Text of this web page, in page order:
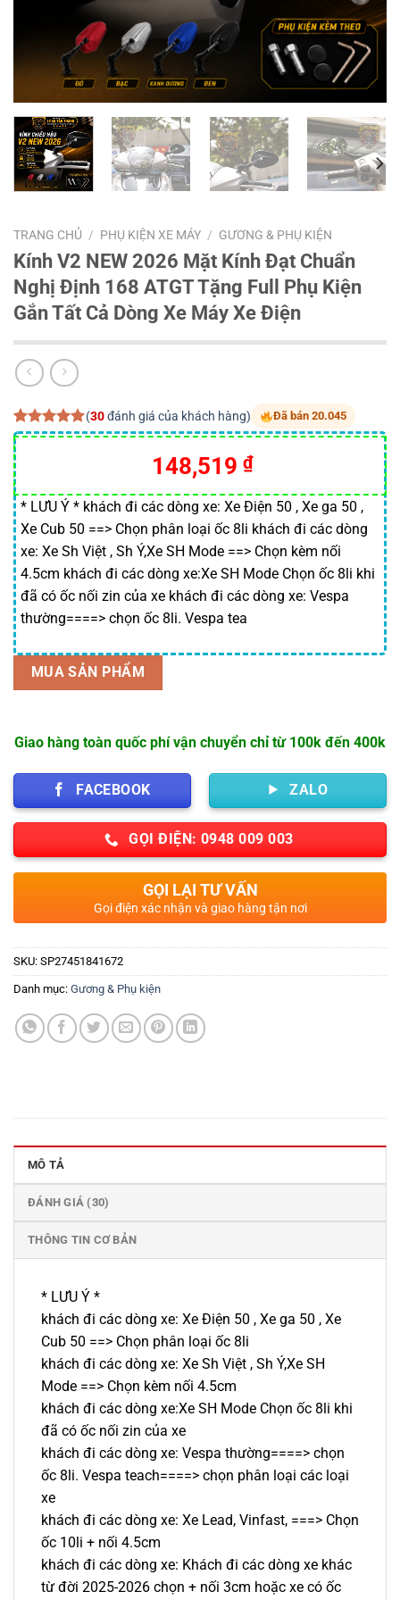
TRANG CHỦ / PHỤ KIỆN XE MÁY / GƯƠNG & PHỤ KIỆN
Kính V2 NEW 2026 Mặt Kính Đạt Chuẩn
Nghị Định 168 ATGT Tặng Full Phụ Kiện
Gắn Tất Cả Dòng Xe Máy Xe Điện
5.00trên 5
dựa trên
30
đánh giá
(30đánh giá của khách hàng) Đã bán 20.045
Giá
gốc
là:
170,000 ₫.
148,519 ₫Giá
hiện
tại
là:
148,519 ₫.
* LƯU Ý * khách đi các dòng xe: Xe Điện 50 , Xe ga 50 ,
Xe Cub 50 ==> Chọn phân loại ốc 8li khách đi các dòng
xe: Xe Sh Việt , Sh Ý,Xe SH Mode ==> Chọn kèm nối
4.5cm khách đi các dòng xe:Xe SH Mode Chọn ốc 8li khi
đã có ốc nối zin của xe khách đi các dòng xe: Vespa
thường====> chọn ốc 8li. Vespa tea
MUA SẢN PHẨM
Giao hàng toàn quốc phí vận chuyển chỉ từ 100k đến 400k
FACEBOOK ZALO
GỌI ĐIỆN: 0948 009 003
GỌI LẠI TƯ VẤN
Gọi điện xác nhận và giao hàng tận nơi
SKU: SP27451841672
Danh mục: Gương & Phụ kiện
MÔ TẢ
ĐÁNH GIÁ (30)
THÔNG TIN CƠ BẢN
* LƯU Ý *
khách đi các dòng xe: Xe Điện 50 , Xe ga 50 , Xe
Cub 50 ==> Chọn phân loại ốc 8li
khách đi các dòng xe: Xe Sh Việt , Sh Ý,Xe SH
Mode ==> Chọn kèm nối 4.5cm
khách đi các dòng xe:Xe SH Mode Chọn ốc 8li khi
đã có ốc nối zin của xe
khách đi các dòng xe: Vespa thường====> chọn
ốc 8li. Vespa teach====> chọn phân loại các loại
xe
khách đi các dòng xe: Xe Lead, Vinfast, ===> Chọn
ốc 10li + nối 4.5cm
khách đi các dòng xe: Khách đi các dòng xe khác
từ đời 2025-2026 chọn + nối 3cm hoặc xe có ốc